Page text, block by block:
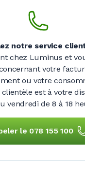
notre service
chez Luminus et
votre
ou votre
est à votre
vendredi de8 à 18
le 078 155 100